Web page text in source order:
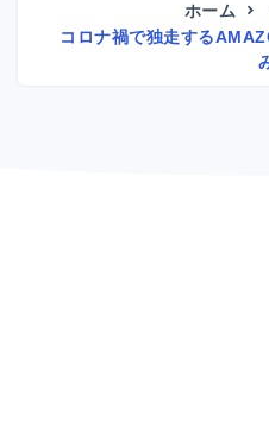
ホーム
コロナ禍で独走する